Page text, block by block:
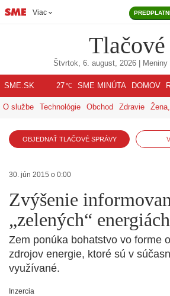
Viac
Štvrtok, 6. august, 2026| Meniny
SME.SK 27℃ SME MINÚTA DOMOV
O službe Technológie Obchod Zdravie
OBJEDNAŤ TLAČOVÉ SPRÁVY
30. jún 2015 o 0:00
Zvýšenie
„zelených“ energiách
Zem ponúka bohatstvo vo forme
zdrojov energie, ktoré sú v
využívané.
Inzercia